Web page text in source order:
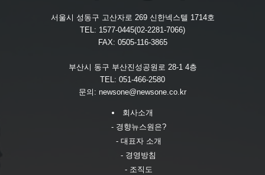
서울시 성동구 고산자로 269 신한넥스텔 1714호
TEL: 1577-0445(02-2281-7066)
FAX: 0505-116-3865
부산시 동구 부산진성공원로 28-1 4층
TEL: 051-466-2580
문의: newsone@newsone.co.kr
회사소개
- 경향뉴스원은?
- 대표자 소개
- 경영방침
- 조직도